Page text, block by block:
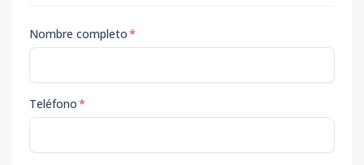
Nombre completo*
Teléfono*